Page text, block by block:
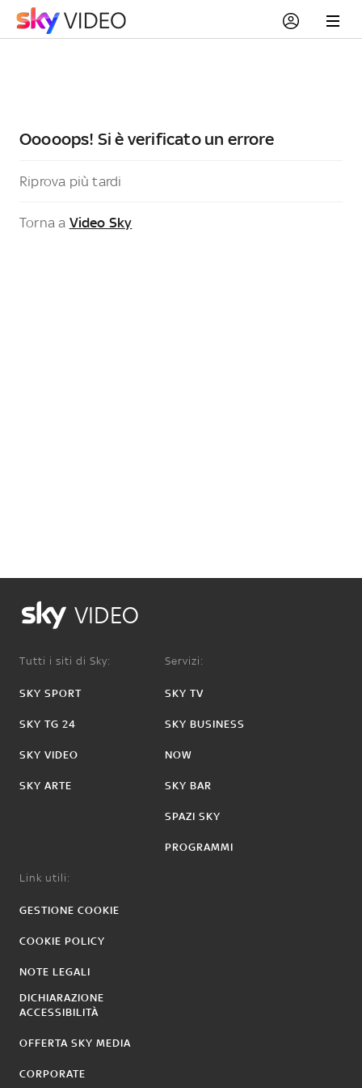
Ooooops! Si è verificato un errore
Riprova più tardi
Torna a Video Sky
VIDEO
Tutti i siti di Sky:
SKY SPORT
SKY TG 24
SKY VIDEO
SKY ARTE
Servizi:
SKY TV
SKY BUSINESS
NOW
SKY BAR
SPAZI SKY
PROGRAMMI
Link utili:
GESTIONE COOKIE
COOKIE POLICY
NOTE LEGALI
DICHIARAZIONE
ACCESSIBILITÀ
OFFERTA SKY MEDIA
CORPORATE